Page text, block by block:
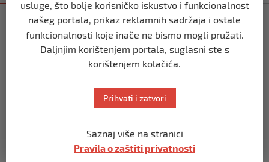
BIH
Ravnopravnost da — politička
manipulacija ne
prije 2 mjeseca
Postoje razne špekulacije oko ukidanja
prije 3 mjeseca
usluge, što bolje korisničko iskustvo i funkcionalnost
našeg portala, prikaz reklamnih sadržaja i ostale
funkcionalnosti koje inače ne bismo mogli pružati.
Daljnjim korištenjem portala, suglasni ste s
korištenjem kolačića.
Prihvati i zatvori
Saznaj više na stranici
Pravila o zaštiti privatnosti